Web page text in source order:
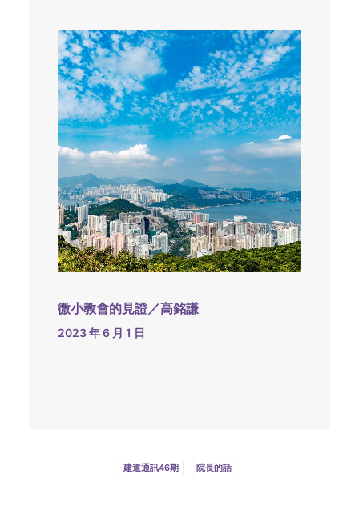
微小教會的見證／高銘謙
2023 年 6 月 1 日
建道通訊46期 院長的話